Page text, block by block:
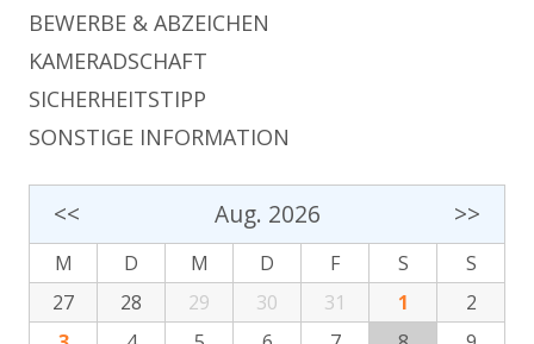
BEWERBE & ABZEICHEN
KAMERADSCHAFT
SICHERHEITSTIPP
SONSTIGE INFORMATION
<< Aug. 2026 >>
M D M D F S
S
27
28 29 30 31 1
2